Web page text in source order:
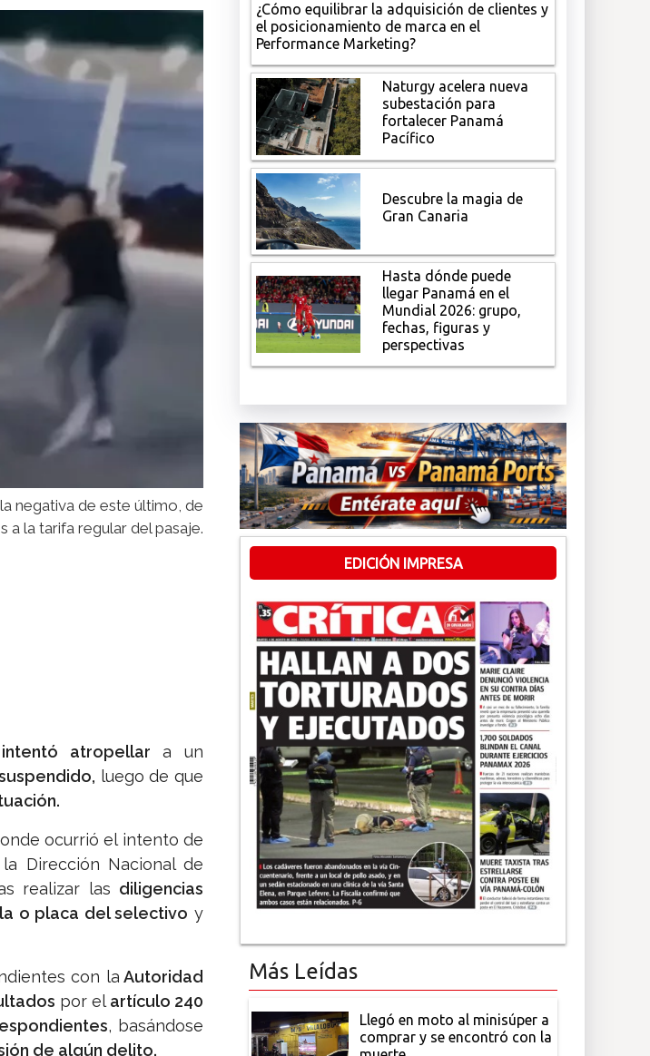
negativa de este último, de
a la tarifa regular del pasaje.
intentó atropellara un
luego de que
ocurrió el intento de
Dirección Nacional de
realizar las diligencias
o placa del selectivo y
con la Autoridad
por elartículo 240
, basándose
de algún delito.
¿Cómo equilibrar la adquisición de clientes y
el posicionamiento de marca en el
Performance Marketing?
Naturgy acelera nueva
subestación para
fortalecer Panamá
Pacífico
Descubre la magia de
Gran Canaria
Hasta dónde puede
llegar Panamá en el
Mundial 2026: grupo,
fechas, figuras y
perspectivas
EDICIÓN IMPRESA
Más Leídas
Llegó en moto al minisúper a
comprar y se encontró con la